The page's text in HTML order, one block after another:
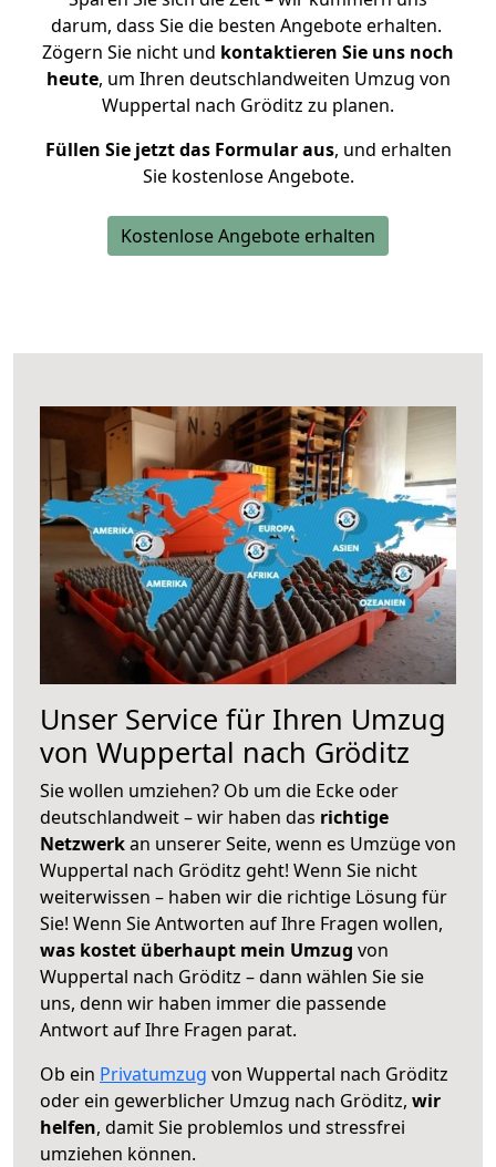
darum, dass Sie die besten Angebote erhalten.
Zögern Sie nicht und kontaktieren Sie uns noch
heute, um Ihren deutschlandweiten Umzug von
Wuppertal nach Gröditz zu planen.
Füllen Sie jetzt das Formular aus, und erhalten
Sie kostenlose Angebote.
Kostenlose Angebote erhalten
Unser Service für Ihren Umzug
von Wuppertal nach Gröditz
Sie wollen umziehen? Ob um die Ecke oder
deutschlandweit – wir haben das richtige
Netzwerkan unserer Seite, wenn es Umzüge von
Wuppertal nach Gröditz geht! Wenn Sie nicht
weiterwissen – haben wir die richtige Lösung für
Sie! Wenn Sie Antworten auf Ihre Fragen wollen,
was kostet überhaupt mein Umzug von
Wuppertal nach Gröditz – dann wählen Sie sie
uns, denn wir haben immer die passende
Antwort auf Ihre Fragen parat.
Ob ein Privatumzug von Wuppertal nach Gröditz
oder ein gewerblicher Umzug nach Gröditz, wir
helfen, damit Sie problemlos und stressfrei
umziehen können.